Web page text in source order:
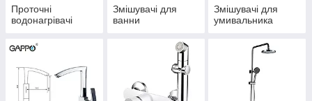
Проточні
водонагрівачі
Змішувачі для
ванни
Змішувачі для
умивальника